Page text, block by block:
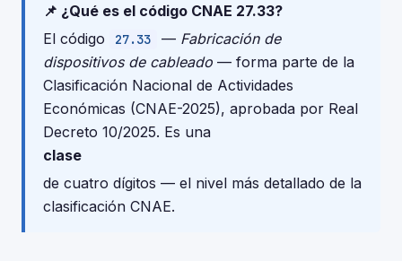
📌 ¿Qué es el código CNAE 27.33?
El código
27.33 — Fabricación de
dispositivos de cableado — forma parte de la
Clasificación Nacional de Actividades
Económicas (CNAE-2025), aprobada por Real
Decreto 10/2025. Es una
clase
de cuatro dígitos — el nivel más detallado de la
clasificación CNAE.